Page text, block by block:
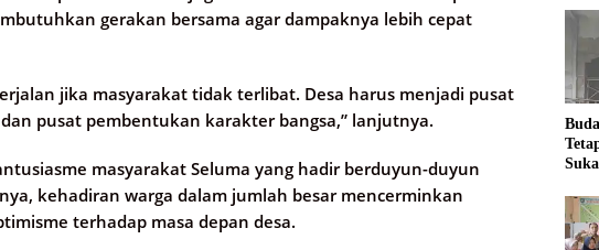
gerakan bersama agar dampaknya lebih cepat
jika masyarakat tidak terlibat. Desa harus menjadi pusat
pusat pembentukan karakter bangsa,” lanjutnya.
masyarakat Seluma yang hadir berduyun-duyun
kehadiran warga dalam jumlah besar mencerminkan
terhadap masa depan desa.